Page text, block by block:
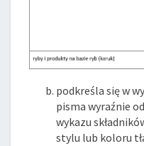
podkreśla się w
pisma wyraźnie
wykazu
stylu lub koloru